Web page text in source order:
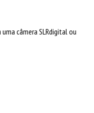
câmera SLRdigital ou